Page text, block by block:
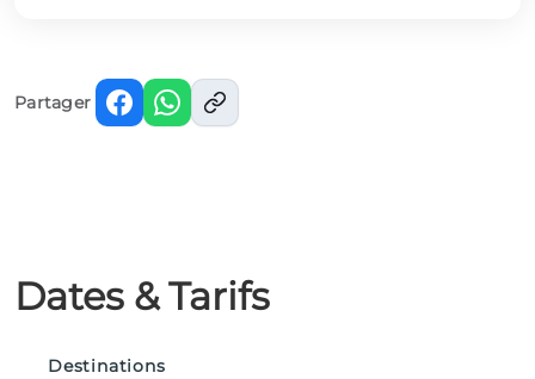
Partager
Dates & Tarifs
Destinations